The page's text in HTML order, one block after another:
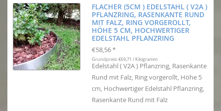
FLACHER (5CM ) EDELSTAHL ( V2A )
PFLANZRING, RASENKANTE RUND
MIT FALZ, RING VORGEROLLT,
HÖHE 5 CM, HOCHWERTIGER
EDELSTAHL PFLANZRING
€58,56 *
Grundpreis: €69,71 / Kilogramm
Edelstahl ( V2A ) Pflanzring, Rasenkante
Rund mit Falz, Ring vorgerollt, Höhe 5
cm, Hochwertiger Edelstahl Pflanzring,
Rasenkante Rund mit Falz